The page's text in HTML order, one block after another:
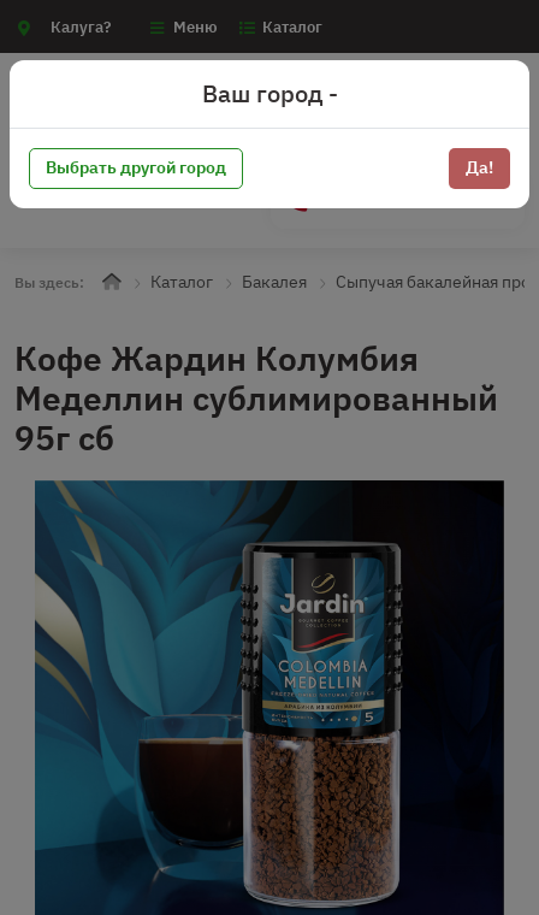
Калуга? Меню Каталог
Вы здесь: Каталог Бакалея Сыпучая бакалейная
Кофе Жардин Колумбия
Меделлин сублимированный
95г сб
Ваш город -
Выбрать другой город Да!